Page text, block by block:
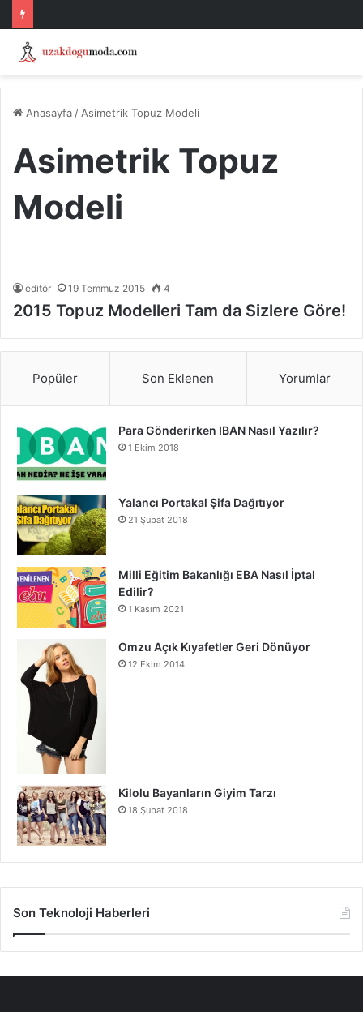
Anasayfa / Asimetrik Topuz Modeli
Asimetrik Topuz
Modeli
editör 19 Temmuz 2015 4
2015 Topuz Modelleri Tam da Sizlere Göre!
Popüler Son Eklenen Yorumlar
Para Gönderirken IBAN Nasıl Yazılır?
1 Ekim 2018
Yalancı Portakal Şifa Dağıtıyor
21 Şubat 2018
Milli Eğitim Bakanlığı EBA Nasıl İptal
Edilir?
1 Kasım 2021
Omzu Açık Kıyafetler Geri Dönüyor
12 Ekim 2014
Kilolu Bayanların Giyim Tarzı
18 Şubat 2018
Son Teknoloji Haberleri